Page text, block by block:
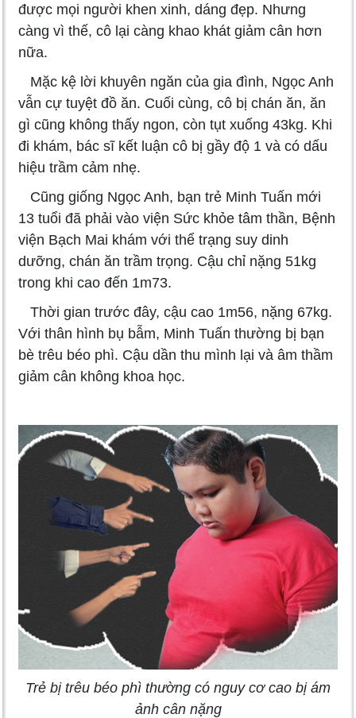
được mọi người khen xinh, dáng đẹp. Nhưng
càng vì thế, cô lại càng khao khát giảm cân hơn
nữa.
Mặc kệ lời khuyên ngăn của gia đình, Ngọc Anh
vẫn cự tuyệt đồ ăn. Cuối cùng, cô bị chán ăn, ăn
gì cũng không thấy ngon, còn tụt xuống 43kg. Khi
đi khám, bác sĩ kết luận cô bị gầy độ 1 và có dấu
hiệu trầm cảm nhẹ.
Cũng giống Ngọc Anh, bạn trẻ Minh Tuấn mới
13 tuổi đã phải vào viện Sức khỏe tâm thần, Bệnh
viện Bạch Mai khám với thể trạng suy dinh
dưỡng, chán ăn trầm trọng. Cậu chỉ nặng 51kg
trong khi cao đến 1m73.
Thời gian trước đây, cậu cao 1m56, nặng 67kg.
Với thân hình bụ bẫm, Minh Tuấn thường bị bạn
bè trêu béo phì. Cậu dần thu mình lại và âm thầm
giảm cân không khoa học.
Trẻ bị trêu béo phì thường có nguy cơ cao bị ám
ảnh cân nặng